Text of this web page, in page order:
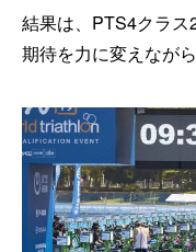
結果は、PTS4クラ
期待を力に変えなが